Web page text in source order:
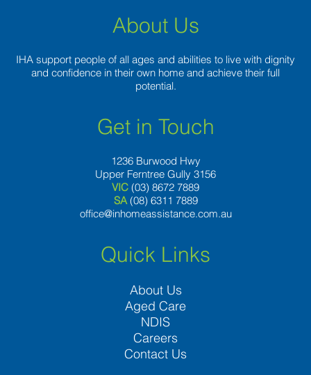
About Us
IHA support people of all ages and abilities to live with dignity
and confidence in their own home and achieve their full
potential.
Get in Touch
1236 Burwood Hwy
Upper Ferntree Gully 3156
VIC (03) 8672 7889
SA (08) 6311 7889
office@inhomeassistance.com.au
Quick Links
About Us
Aged Care
NDIS
Careers
Contact Us